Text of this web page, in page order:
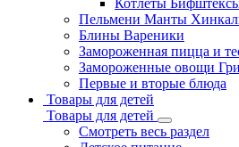
Котлеты
Пельмени Манты
Блины Вареники
Замороженная пицца и
Замороженные овощи
Первые и вторые блюда
Товары для детей
Товары для детей
Смотреть весь раздел